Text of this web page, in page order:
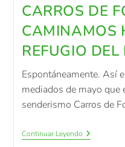
CARROS DE
CAMINAMOS
REFUGIO
Espontáneamente. Así
mediados de mayo que
senderismo Carros de
Continuar Leyendo